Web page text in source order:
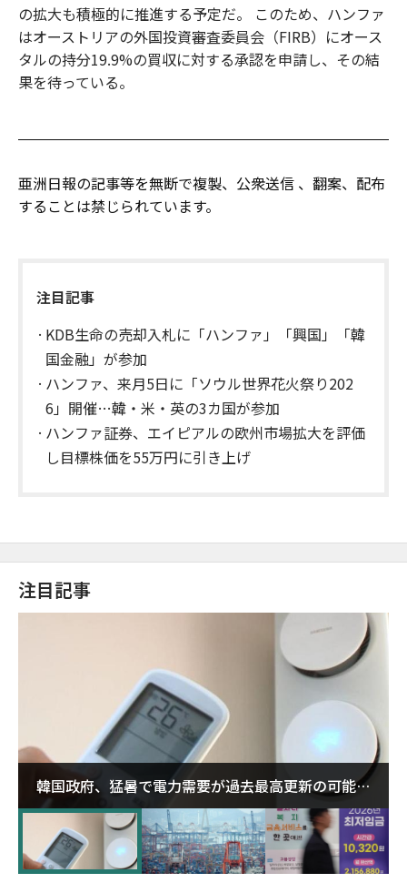
の拡大も積極的に推進する予定だ。 このため、ハンファ
はオーストリアの外国投資審査委員会（FIRB）にオース
タルの持分19.9%の買収に対する承認を申請し、その結
果を待っている。
亜洲日報の記事等を無断で複製、公衆送信 、翻案、配布
することは禁じられています。
注目記事
KDB生命の売却入札に「ハンファ」「興国」「韓
国金融」が参加
ハンファ、来月5日に「ソウル世界花火祭り202
6」開催…韓・米・英の3カ国が参加
ハンファ証券、エイピアルの欧州市場拡大を評価
し目標株価を55万円に引き上げ
注目記事
韓国政府、猛暑で電力需要が過去最高更新の可能性
に需給対応体制を点検